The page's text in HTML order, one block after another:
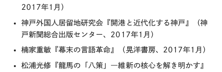
2017年1月）
神戸外国人居留地研究会『開港と近代化する神戸』（神
戸新聞総合出版センター、2017年1月）
楠家重敏『幕末の言語革命』（晃洋書房、2017年1月）
松浦光修『龍馬の「八策」―維新の核心を解き明かす』